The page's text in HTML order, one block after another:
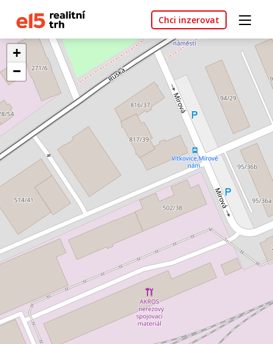
Chci inzerovat
+
−